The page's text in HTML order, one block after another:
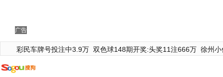
广告
彩民车牌号投注中3.9万 双色球148期开奖:头奖11注666万 徐州